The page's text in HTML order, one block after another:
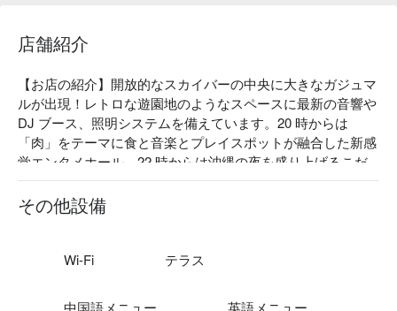
店舗紹介
【お店の紹介】開放的なスカイバーの中央に大きなガジュマ
ルが出現！レトロな遊園地のようなスペースに最新の音響や
DJ ブース、照明システムを備えています。20 時からは
「肉」をテーマに食と音楽とプレイスポットが融合した新感
覚エンタメホール。22 時からは沖縄の夜を盛り上げるこだ
わりのサウンドシステムで音楽を楽しむミュージックバー
に！
【看板メニュー】
業 1927 年（ 昭和 2 年 ）の⽼舗⾁屋、炭⽕焼三太夫から独
来た調理法でリーズナブルご提供します。
その他設備
Wi-Fi テラス
中国語メニュー 英語メニュー